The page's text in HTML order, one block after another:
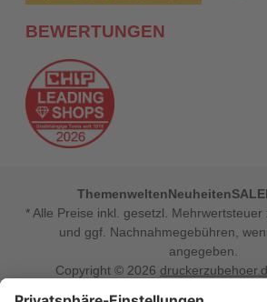
BEWERTUNGEN
ThemenweltenNeuheitenSALE
* Alle Preise inkl. gesetzl. Mehrwertsteuer
und ggf. Nachnahmegebühren,
angegeben.
Copyright © 2026